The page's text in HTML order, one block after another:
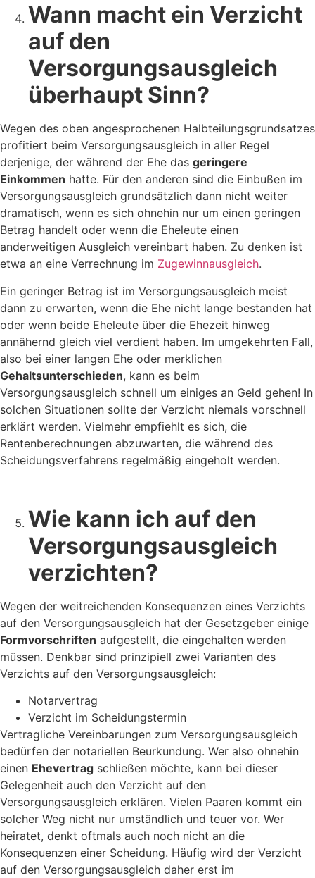
Wann macht ein Verzicht
auf den
Versorgungsausgleich
überhaupt Sinn?
Wegen des oben angesprochenen Halbteilungsgrundsatzes
profitiert beim Versorgungsausgleich in aller Regel
derjenige, der während der Ehe das geringere
Einkommen hatte. Für den anderen sind die Einbußen im
Versorgungsausgleich grundsätzlich dann nicht weiter
dramatisch, wenn es sich ohnehin nur um einen geringen
Betrag handelt oder wenn die Eheleute einen
anderweitigen Ausgleich vereinbart haben. Zu denken ist
etwa an eine Verrechnung im Zugewinnausgleich.
Ein geringer Betrag ist im Versorgungsausgleich meist
dann zu erwarten, wenn die Ehe nicht lange bestanden hat
oder wenn beide Eheleute über die Ehezeit hinweg
annähernd gleich viel verdient haben. Im umgekehrten Fall,
also bei einer langen Ehe oder merklichen
Gehaltsunterschieden, kann es beim
Versorgungsausgleich schnell um einiges an Geld gehen! In
solchen Situationen sollte der Verzicht niemals vorschnell
erklärt werden. Vielmehr empfiehlt es sich, die
Rentenberechnungen abzuwarten, die während des
Scheidungsverfahrens regelmäßig eingeholt werden.
Wie kann ich auf den
Versorgungsausgleich
verzichten?
Wegen der weitreichenden Konsequenzen eines Verzichts
auf den Versorgungsausgleich hat der Gesetzgeber einige
Formvorschriften aufgestellt, die eingehalten werden
müssen. Denkbar sind prinzipiell zwei Varianten des
Verzichts auf den Versorgungsausgleich:
Notarvertrag
Verzicht im Scheidungstermin
Vertragliche Vereinbarungen zum Versorgungsausgleich
bedürfen der notariellen Beurkundung. Wer also ohnehin
einen Ehevertrag schließen möchte, kann bei dieser
Gelegenheit auch den Verzicht auf den
Versorgungsausgleich erklären. Vielen Paaren kommt ein
solcher Weg nicht nur umständlich und teuer vor. Wer
heiratet, denkt oftmals auch noch nicht an die
Konsequenzen einer Scheidung. Häufig wird der Verzicht
auf den Versorgungsausgleich daher erst im